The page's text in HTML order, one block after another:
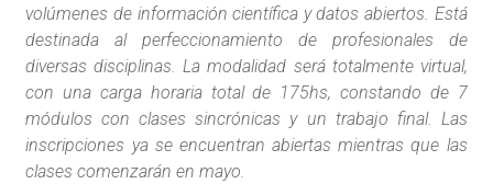
volúmenes de información científica y datos abiertos. Está
destinada al perfeccionamiento de profesionales de
diversas disciplinas. La modalidad será totalmente virtual,
con una carga horaria total de 175hs, constando de 7
módulos con clases sincrónicas y un trabajo final. Las
inscripciones ya se encuentran abiertas mientras que las
clases comenzarán en mayo.